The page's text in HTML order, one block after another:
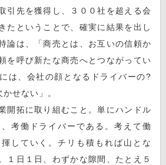
引先を獲得し、３００社を超える会
たということで、確実に結果を出し
論は、「商売とは、お互いの信頼か
を呼び新たな商売へとつながってい
は、会社の顔となるドライバーの?
せない」。
開拓に取り組むこと。単にハンドル
考働ドライバーである。考えて働
していく。チリも積もれば山とな
１日１日、わずかな隙間、たとえ５